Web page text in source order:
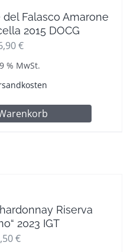
Falasco Amarone
2015 DOCG
€
% MwSt.
Riserva
2023 IGT
€